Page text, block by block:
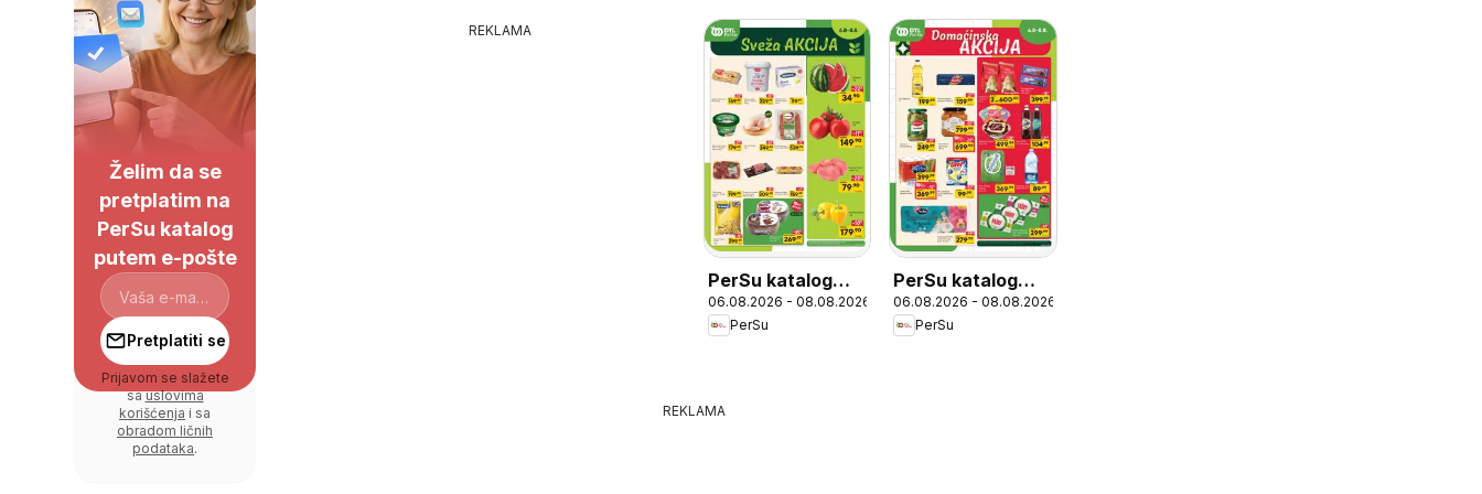
REKLAMA
PerSu katalog
Sveža akcija
06.08.2026 - 08.08.2026
PerSu
PerSu katalog
Domaćinska
akcija
06.08.2026 - 08.08.2026
PerSu
REKLAMA
Želim da se
pretplatim na
PerSu katalog
putem e-pošte
Pretplatiti se
Prijavom se slažete
sauslovima
korišćenja i sa
obradom ličnih
podataka.